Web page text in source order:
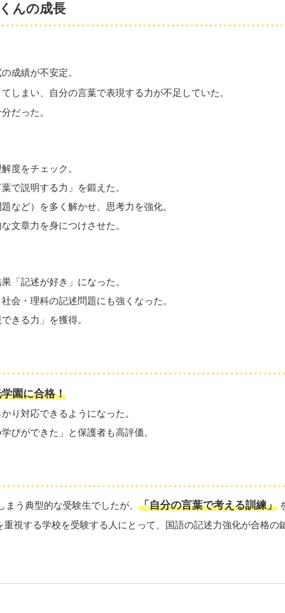
んの成長
成績が不安定。
てしまい、自分の言葉で表現する力が不足していた。
だった。
度をチェック。
で説明する力」を鍛えた。
など）を多く解かせ、思考力を強化。
文章力を身につけさせた。
「記述が好き」になった。
会・理科の記述問題にも強くなった。
きる力」を獲得。
園に合格！
り対応できるようになった。
びができた」と保護者も高評価。
う典型的な受験生でしたが、 「自分の言葉で考える訓練」
視する学校を受験する人にとって、国語の記述力強化が合格の